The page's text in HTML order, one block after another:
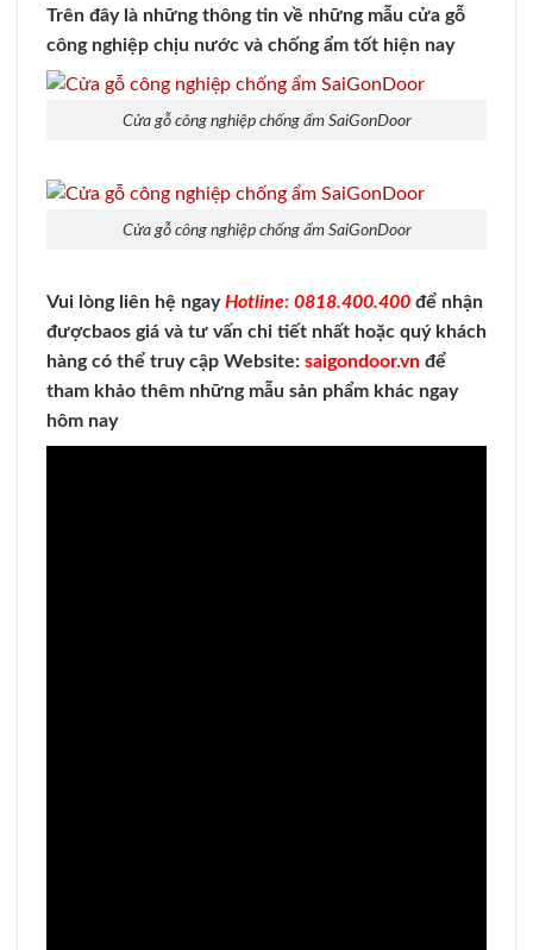
Trên đây là những thông tin về những mẫu cửa gỗ
công nghiệp chịu nước và chống ẩm tốt hiện nay
Cửa gỗ công nghiệp chống ẩm SaiGonDoor
Cửa gỗ công nghiệp chống ẩm SaiGonDoor
Vui lòng liên hệ ngayHotline: 0818.400.400 để nhận
đượcbaos giá và tư vấn chi tiết nhất hoặc quý khách
hàng có thể truy cập Website: saigondoor.vn để
tham khảo thêm những mẫu sản phẩm khác ngay
hôm nay